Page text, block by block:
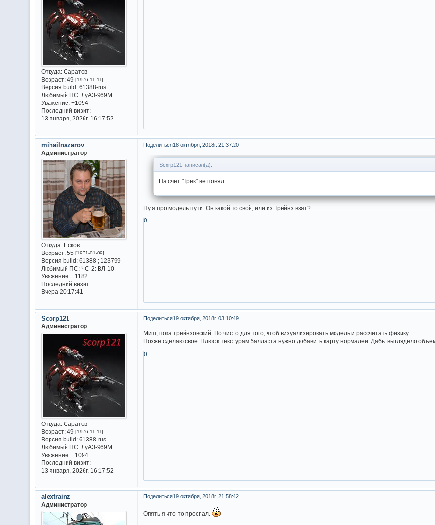
Откуда:Саратов
Возраст:49 [1976-11-11]
Версия build:61388-rus
Любимый ПС:ЛуАЗ-969М
Уважение: +1094
Последний визит:
13 января, 2026г. 16:17:52
Поделиться18 октября, 2018г. 21:37:20
mihailnazarov
Администратор
Откуда:Псков
Возраст:55 [1971-01-09]
Версия build:61388 ; 123799
Любимый ПС:ЧС-2; ВЛ-10
Уважение: +1182
Последний визит:
Вчера 20:17:41
Scorp121 написал(а):
На счёт "Трек" не понял
Ну я про модель пути. Он какой то свой, или из Трейнз взят?
0
Поделиться19 октября, 2018г. 03:10:49
Scorp121
Администратор
Откуда:Саратов
Возраст:49 [1976-11-11]
Версия build:61388-rus
Любимый ПС:ЛуАЗ-969М
Уважение: +1094
Последний визит:
13 января, 2026г. 16:17:52
Миш, пока трейнзовский. Но чисто для того, чтоб визуализировать модель и рассчитать физику.
Позже сделаю своё. Плюс к текстурам балласта нужно добавить карту нормалей. Дабы выглядело
0
Поделиться19 октября, 2018г. 21:58:42
alextrainz
Администратор
Опять я что-то проспал.